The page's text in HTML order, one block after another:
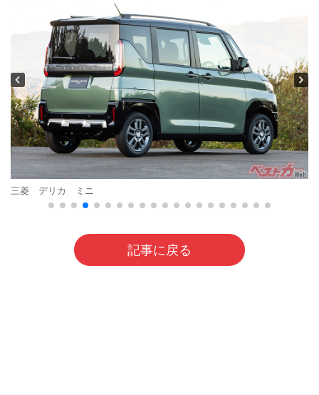
三菱 デリカ ミニ
記事に戻る